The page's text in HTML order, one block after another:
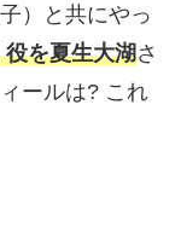
）と共にやっ
役を夏生大湖さ
ールは? これ